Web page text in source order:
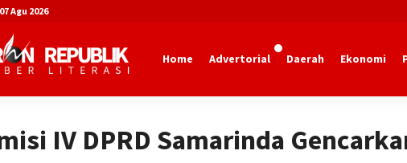
Agu 2026
Home Advertorial Daerah Ekonomi
IV DPRD Samarinda